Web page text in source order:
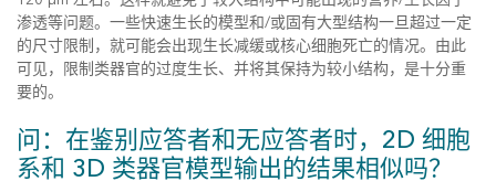
渗透等问题。一些快速生长的模型和/或固有大型结构一旦超过一定
的尺寸限制，就可能会出现生长减缓或核心细胞死亡的情况。由此
可见，限制类器官的过度生长、并将其保持为较小结构，是十分重
要的。
问：在鉴别应答者和无应答者时，2D 细胞
系和 3D 类器官模型输出的结果相似吗？